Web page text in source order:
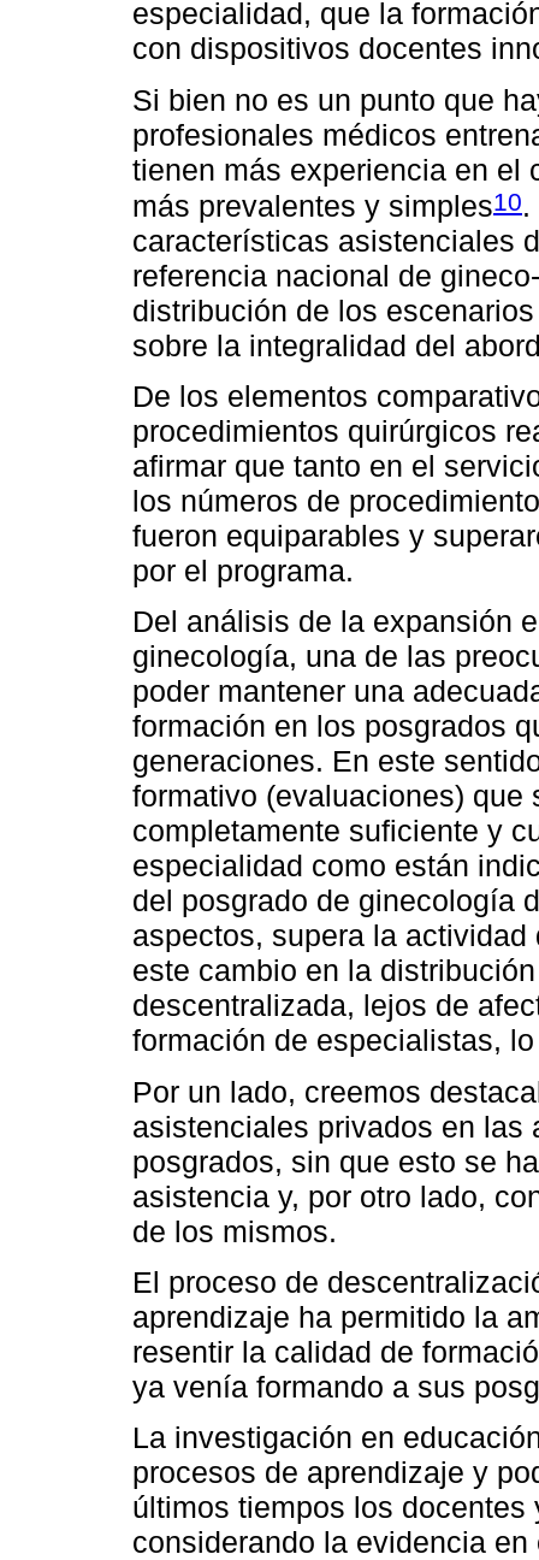
especialidad, que la
con dispositivos docentes
Si bien no es un punto que
profesionales médicos
tienen más experiencia en el
más prevalentes y simples10.
características asistenciales
referencia nacional de
distribución de los
sobre la integralidad del
De los elementos
procedimientos quirúrgicos
afirmar que tanto en el
los números de
fueron equiparables y
por el programa.
Del análisis de la expansión
ginecología, una de las
poder mantener una
formación en los posgrados
generaciones. En este
formativo (evaluaciones) que
completamente suficiente y
especialidad como están
del posgrado de ginecología
aspectos, supera la
este cambio en la
descentralizada, lejos de
formación de especialistas,
Por un lado, creemos
asistenciales privados en las
posgrados, sin que esto se
asistencia y, por otro lado,
de los mismos.
El proceso de
aprendizaje ha permitido la
resentir la calidad de
ya venía formando a sus
La investigación en
procesos de aprendizaje y
últimos tiempos los
considerando la evidencia